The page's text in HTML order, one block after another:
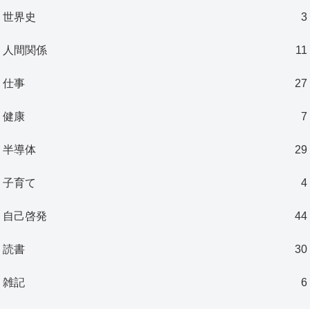
世界史 3
人間関係 11
仕事 27
健康 7
半導体 29
子育て 4
自己啓発 44
読書 30
雑記 6